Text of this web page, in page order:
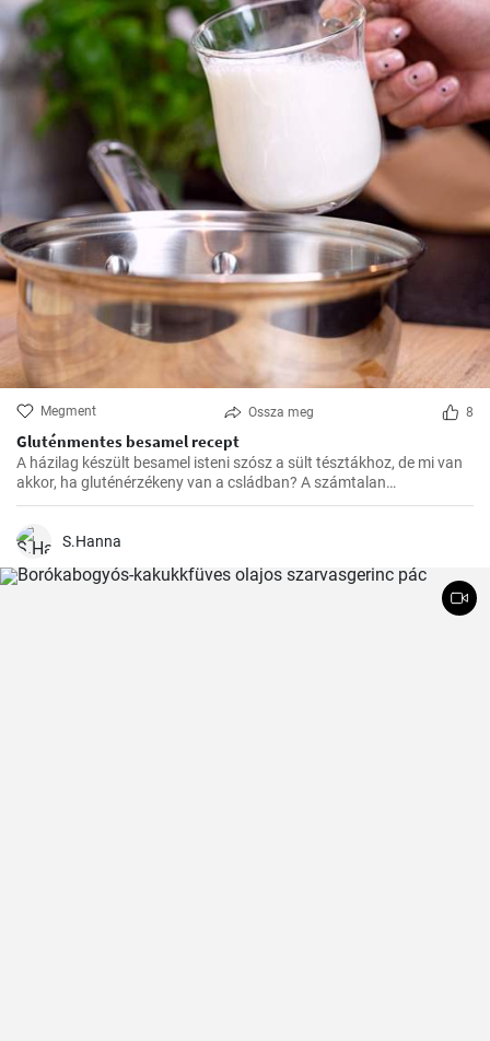
Megment Ossza meg 8
Gluténmentes besamel recept
A házilag készült besamel isteni szósz a sült tésztákhoz, de mi van
akkor, ha gluténérzékeny van a csládban? A számtalan
gluténmentes változat közül nekem eddig ez vált be a legjobban,
képest.S.Hanna